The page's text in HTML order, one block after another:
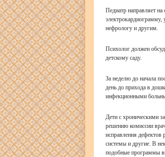
Педиатр направляет на
электрокардиограмму,
нефрологу и другим.
Психолог должен
детскому саду.
За неделю до начала
день до прихода в
инфекционными
Дети с хроническими
решению комиссии
исправления дефектов
системы и другие. В
подобные программы